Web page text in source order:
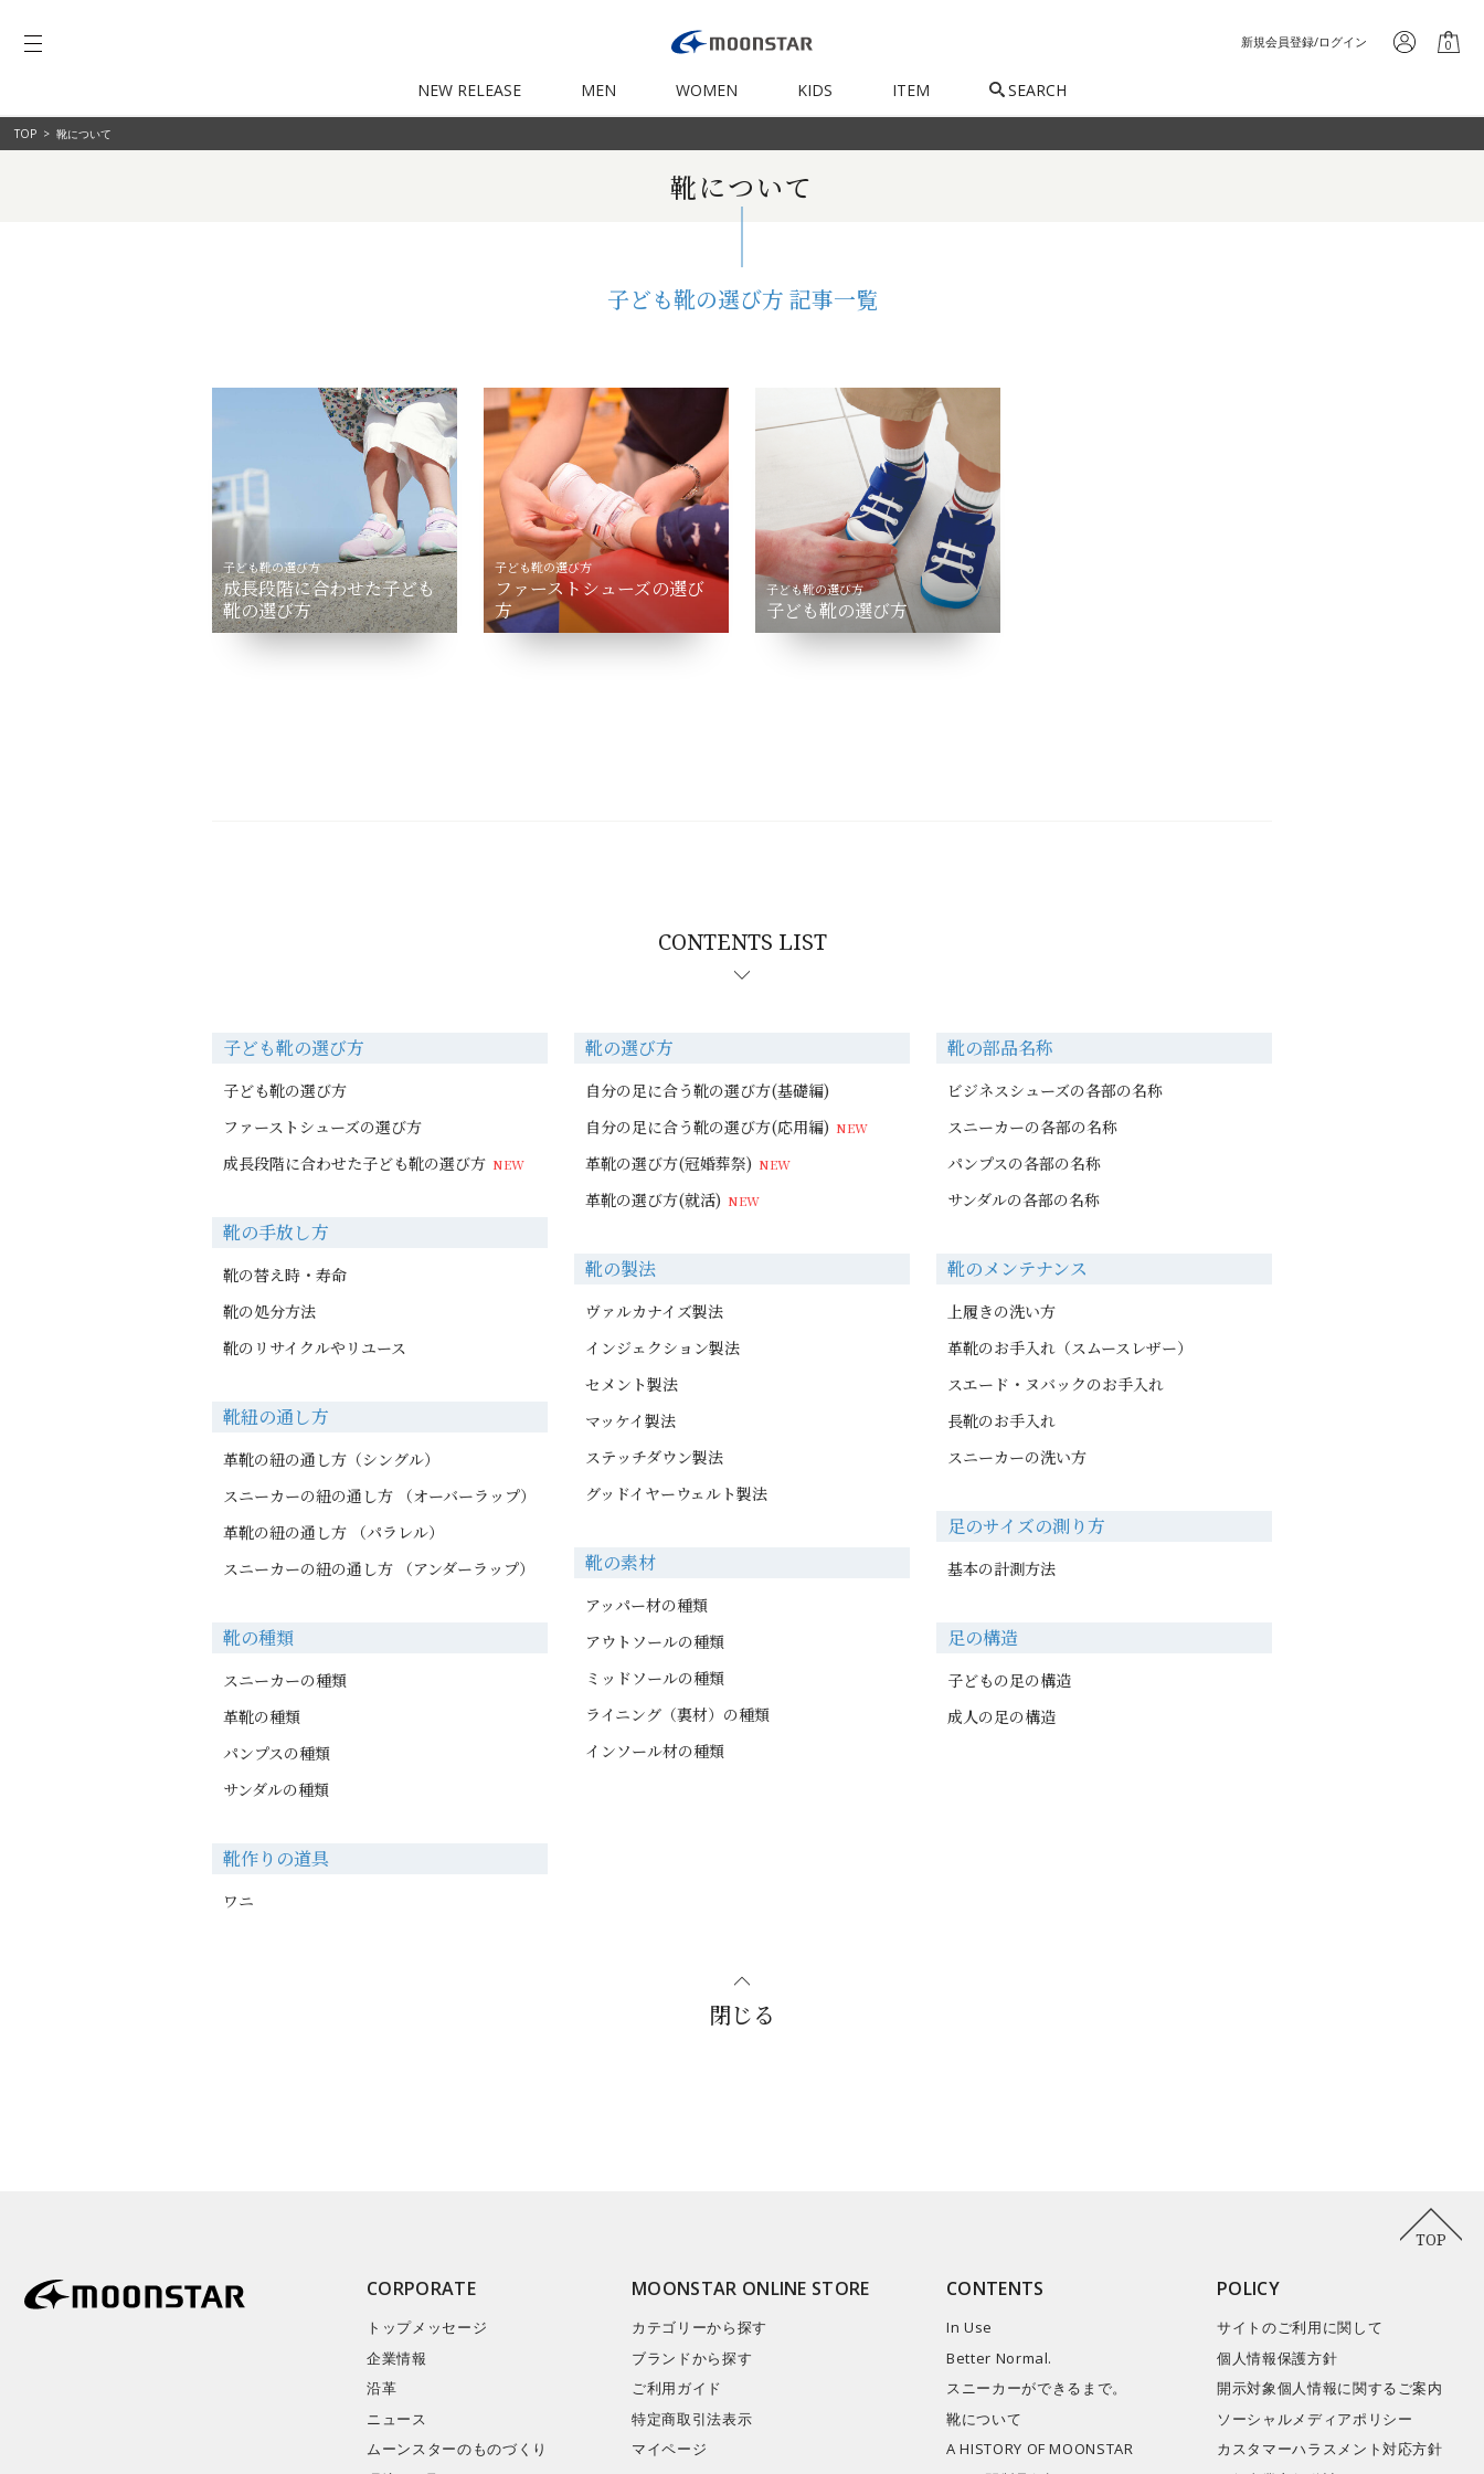
新規会員登録/ログイン 0
NEW RELEASE MEN WOMEN KIDS ITEM SEARCH
TOP > 靴について
靴について
子ども靴の選び方 記事一覧
子ども靴の選び方
成長段階に合わせた子ども
靴の選び方
子ども靴の選び方
ファーストシューズの選び
方
子ども靴の選び方
子ども靴の選び方
CONTENTS LIST
子ども靴の選び方
子ども靴の選び方
ファーストシューズの選び方
成長段階に合わせた子ども靴の選び方
靴の手放し方
靴の替え時・寿命
靴の処分方法
靴のリサイクルやリユース
靴紐の通し方
革靴の紐の通し方（シングル）
スニーカーの紐の通し方 （オーバーラップ）
革靴の紐の通し方 （パラレル）
スニーカーの紐の通し方 （アンダーラップ）
靴の種類
スニーカーの種類
革靴の種類
パンプスの種類
サンダルの種類
靴作りの道具
ワニ
靴の選び方
自分の足に合う靴の選び方(基礎編)
自分の足に合う靴の選び方(応用編)
革靴の選び方(冠婚葬祭)
革靴の選び方(就活)
靴の製法
ヴァルカナイズ製法
インジェクション製法
セメント製法
マッケイ製法
ステッチダウン製法
グッドイヤーウェルト製法
靴の素材
アッパー材の種類
アウトソールの種類
ミッドソールの種類
ライニング（裏材）の種類
インソール材の種類
靴の部品名称
ビジネスシューズの各部の名称
スニーカーの各部の名称
パンプスの各部の名称
サンダルの各部の名称
靴のメンテナンス
上履きの洗い方
革靴のお手入れ（スムースレザー）
スエード・ヌバックのお手入れ
長靴のお手入れ
スニーカーの洗い方
足のサイズの測り方
基本の計測方法
足の構造
子どもの足の構造
成人の足の構造
閉じる
TOP
CORPORATE
トップメッセージ
企業情報
沿革
ニュース
ムーンスターのものづくり
MOONSTAR ONLINE STORE
カテゴリーから探す
ブランドから探す
ご利用ガイド
特定商取引法表示
マイページ​
CONTENTS
In Use
Better Normal.
スニーカーができるまで。
靴について
A HISTORY OF MOONSTAR
POLICY
サイトのご利用に関して
個人情報保護方針
開示対象個人情報に関するご案内
ソーシャルメディアポリシー
カスタマーハラスメント対応方針